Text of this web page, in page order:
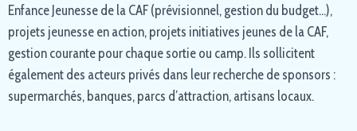
Enfance Jeunesse de la CAF (prévisionnel, gestion du budget…),
projets jeunesse en action, projets initiatives jeunes de la CAF,
gestion courante pour chaque sortie ou camp. Ils sollicitent
également des acteurs privés dans leur recherche de sponsors :
supermarchés, banques, parcs d’attraction, artisans locaux.